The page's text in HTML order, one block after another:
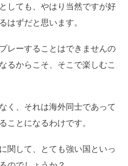
しても、やはり当然ですが好
はずだと思います。
レーすることはできませんの
るからこそ、そこで楽しむこ
く、それは海外同士であって
ことになるわけです。
関して、とても強い国といっ